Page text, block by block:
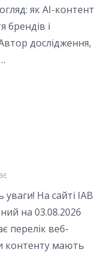
як AI-контент
брендів і
дослідження,
На сайті IAB
на 03.08.2026
перелік веб-
контенту мають